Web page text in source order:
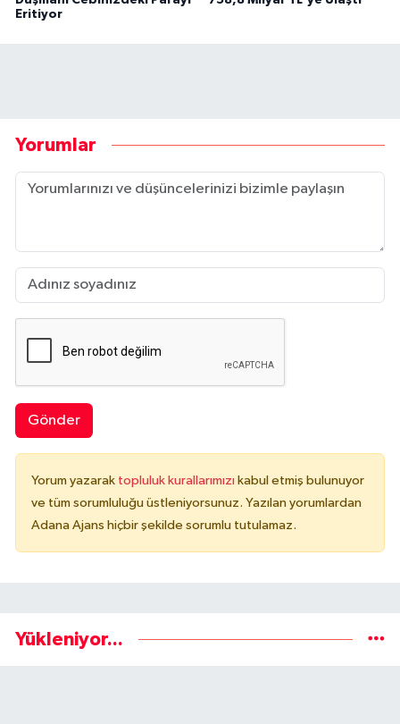
Eritiyor
Yorumlar
Gönder
Yorum yazarak topluluk kurallarımızı kabul etmiş bulunuyor
ve tüm sorumluluğu üstleniyorsunuz. Yazılan yorumlardan
Adana Ajans hiçbir şekilde sorumlu tutulamaz.
Yükleniyor...